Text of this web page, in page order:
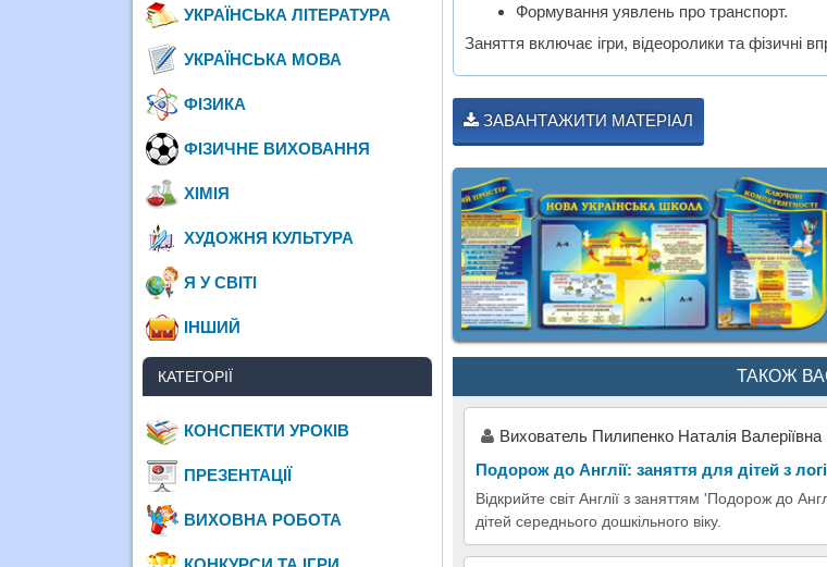
Формування уявлень про транспорт.
Заняття включає ігри, відеоролики та фізичні
ЗАВАНТАЖИТИ МАТЕРІАЛ
ТАКОЖ
Вихователь Пилипенко Наталія Валеріївна
Подорож до Англії: заняття для дітей з
Відкрийте світ Англії з заняттям 'Подорож до
дітей середнього дошкільного віку.
УКРАЇНСЬКА ЛІТЕРАТУРА
УКРАЇНСЬКА МОВА
ФІЗИКА
ФІЗИЧНЕ ВИХОВАННЯ
ХІМІЯ
ХУДОЖНЯ КУЛЬТУРА
Я У СВІТІ
ІНШИЙ
КАТЕГОРІЇ
КОНСПЕКТИ УРОКІВ
ПРЕЗЕНТАЦІЇ
ВИХОВНА РОБОТА